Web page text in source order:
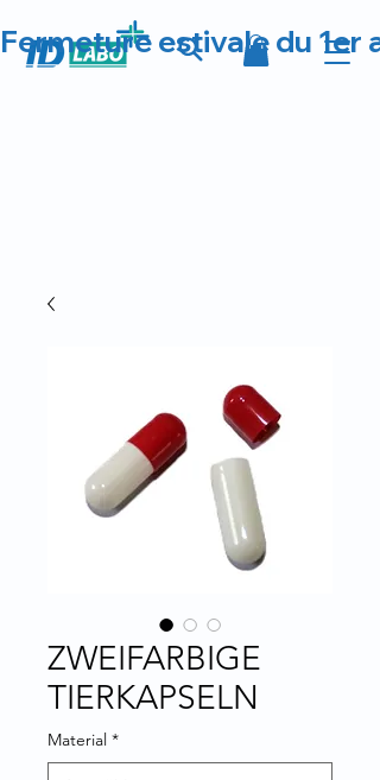
Fermeture estivale du 1er
ZWEIFARBIGE
TIERKAPSELN
Material *